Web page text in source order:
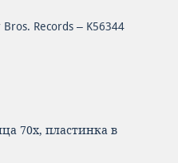
Records – K56344
70х, пластинка в